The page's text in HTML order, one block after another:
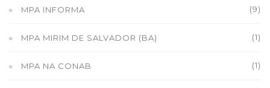
MPA INFORMA (9)
MPA MIRIM DE SALVADOR (BA) (1)
MPA NA CONAB (1)